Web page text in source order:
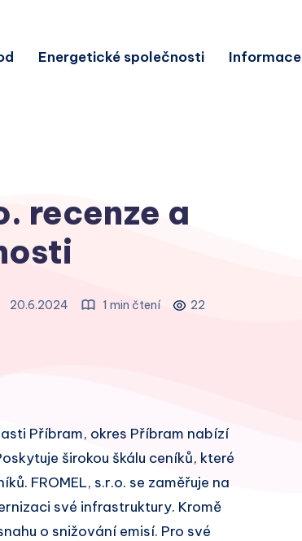
Energetické společnosti Informace
recenze a
20.6.2024 1 min čtení 22
Příbram, okres Příbram nabízí
širokou škálu ceníků, které
FROMEL, s.r.o. se zaměřuje na
své infrastruktury. Kromě
o snižování emisí. Pro své